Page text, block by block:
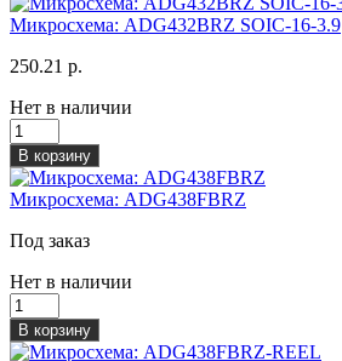
Микросхема: ADG432BRZ SOIC-16-3.9
250.21 р.
Нет в наличии
В корзину
Микросхема: ADG438FBRZ
Под заказ
Нет в наличии
В корзину